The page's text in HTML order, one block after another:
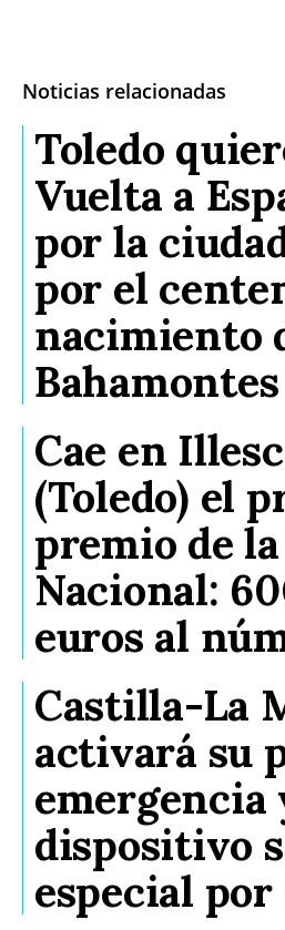
Noticias relacionadas
Toledo
Vuelta a
por la
por el
nacimiento
Bahamontes
Cae en
(Toledo) el
premio de
Nacional:
euros al
Castilla-La
activará su
emergencia
dispositivo
especial